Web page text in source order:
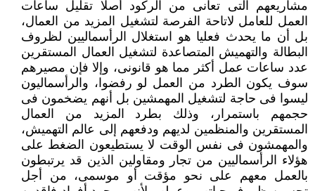
مشاريعهم التى تعانى من الركود أصلا تقليل ساعات
العمل للعامل لاتاحة الفرصة لتشغيل المزيد من العمال،
بل أن ما يحدث فعليا هو استغلال الرأسماليين لظروف
البطالة والتهميش المتصاعدة لتشغيل العمال المستقرين
عدد ساعات عمل أكثر مما هو قانونى، وإلا فإن مصيرهم
سوف يكون الطرد من العمل لو رفضوا، والرأسماليون
ليسوا فى حاجة لتشغيل المهمشين بل أنهم يضخمون فى
حجمهم باستمرار، وذلك بطرد المزيد من العمال
المستقرين والمنظمين لديهم ودفعهم إلى عالم التهميش،
والمهمشون فى نفس الوقت لا يستطيعون الضغط على
هؤلاء الرأسماليين من تجار ومقاولين الذين قد يرتبطون
بالعمل معهم على نحو مؤقت أو موسمى، من أجل